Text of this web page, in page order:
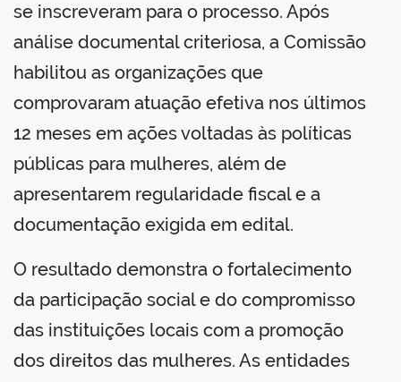
se inscreveram para o processo. Após
análise documental criteriosa, a Comissão
habilitou as organizações que
comprovaram atuação efetiva nos últimos
12 meses em ações voltadas às políticas
públicas para mulheres, além de
apresentarem regularidade fiscal e a
documentação exigida em edital.
O resultado demonstra o fortalecimento
da participação social e do compromisso
das instituições locais com a promoção
dos direitos das mulheres. As entidades